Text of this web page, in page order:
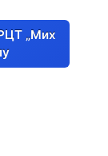
„Мих